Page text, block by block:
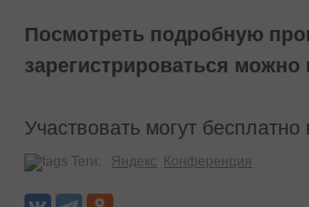
Посмотреть подробную
зарегистрироваться можно
Участвовать могут
Теги: Яндекс Конференция